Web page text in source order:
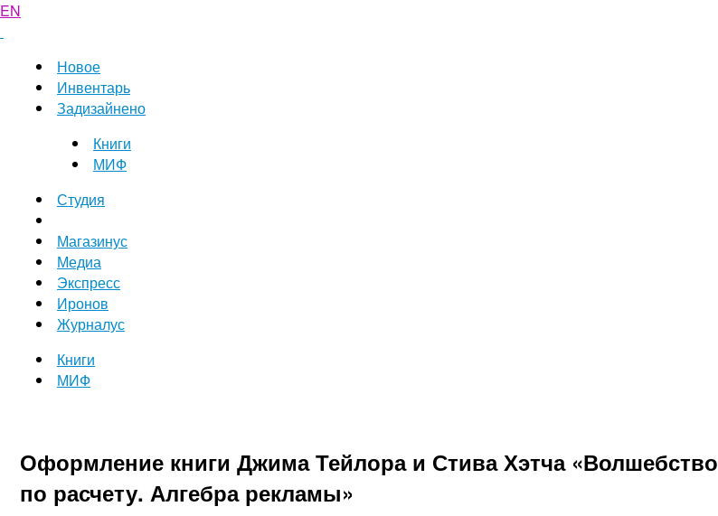
EN
Новое
Инвентарь
Задизайнено
Книги
МИФ
Студия
Магазинус
Медиа
Экспресс
Иронов
Журналус
Книги
МИФ
Оформление книги Джима Тейлора и Стива Хэтча «Волшебство
по расчету. Алгебра рекламы»